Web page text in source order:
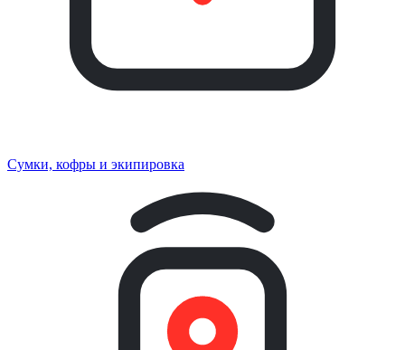
Сумки, кофры и экипировка